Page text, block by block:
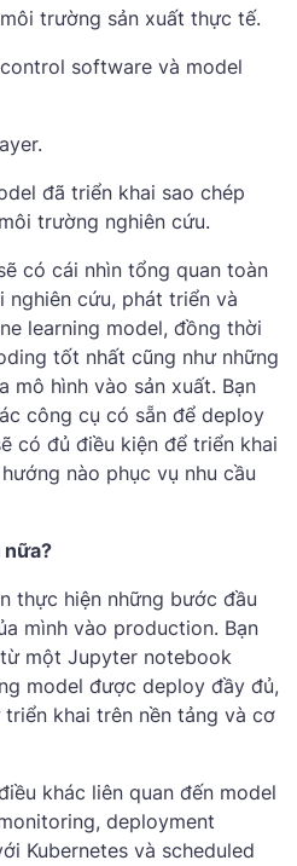
trường sản xuất thực tế.
software và model
đã triển khai sao chép
trường nghiên cứu.
có cái nhìn tổng quan toàn
cứu, phát triển và
learning model, đồng thời
tốt nhất cũng như những
mô hình vào sản xuất. Bạn
công cụ có sẵn để deploy
có đủ điều kiện để triển khai
nào phục vụ nhu cầu
nữa?
thực hiện những bước đầu
mình vào production. Bạn
một Jupyter notebook
model được deploy đầy đủ,
khai trên nền tảng và cơ
khác liên quan đến model
deployment
Kubernetes và scheduled